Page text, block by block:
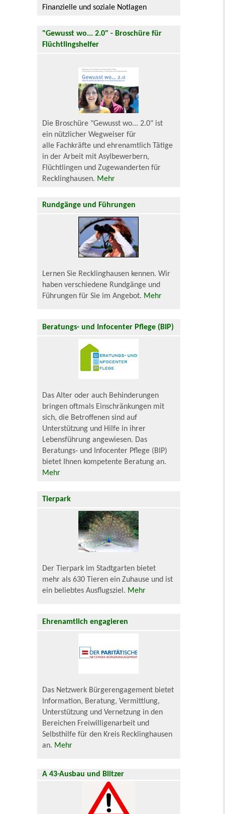
Finanzielle und soziale Notlagen
"Gewusst wo... 2.0" - Broschüre für
Flüchtlingshelfer
Die Broschüre "Gewusst wo... 2.0" ist
ein nützlicher Wegweiser für
alle Fachkräfte und ehrenamtlich Tätige
in der Arbeit mit Asylbewerbern,
Flüchtlingen und Zugewanderten für
Recklinghausen. Mehr
Rundgänge und Führungen
Lernen Sie Recklinghausen kennen. Wir
haben verschiedene Rundgänge und
Führungen für Sie im Angebot. Mehr
Beratungs- und Infocenter Pflege (BIP)
Das Alter oder auch Behinderungen
bringen oftmals Einschränkungen mit
sich, die Betroffenen sind auf
Unterstützung und Hilfe in ihrer
Lebensführung angewiesen. Das
Beratungs- und Infocenter Pflege (BIP)
bietet Ihnen kompetente Beratung an.
Mehr
Tierpark
Der Tierpark im Stadtgarten bietet
mehr als 630 Tieren ein Zuhause und ist
ein beliebtes Ausflugsziel. Mehr
Ehrenamtlich engagieren
Das Netzwerk Bürgerengagement bietet
Information, Beratung, Vermittlung,
Unterstützung und Vernetzung in den
Bereichen Freiwilligenarbeit und
Selbsthilfe für den Kreis Recklinghausen
an. Mehr
A 43-Ausbau und Blitzer